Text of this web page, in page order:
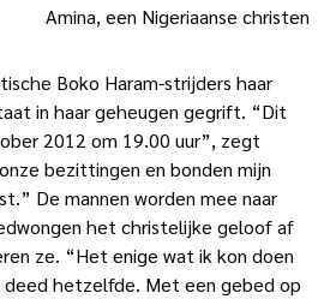
Amina, een Nigeriaanse christen
Boko Haram-strijders haar
in haar geheugen gegrift. “Dit
2012 om 19.00 uur”, zegt
bezittingen en bonden mijn
De mannen worden mee naar
het christelijke geloof af
ze. “Het enige wat ik kon doen
deed hetzelfde. Met een gebed op